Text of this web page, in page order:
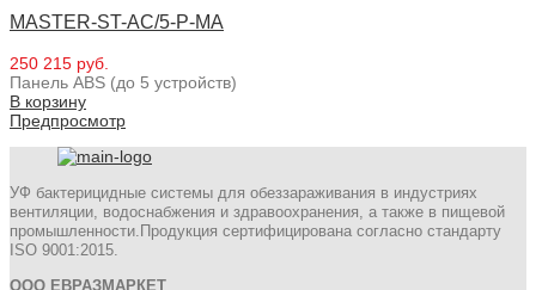
MASTER-ST-AC/5-P-MA
250 215 руб.
Панель ABS (до 5 устройств)
В корзину
Предпросмотр
УФ бактерицидные системы для обеззараживания в индустриях
вентиляции, водоснабжения и здравоохранения, а также в пищевой
промышленности.Продукция сертифицирована согласно стандарту
ISO 9001:2015.
ООО ЕВРАЗМАРКЕТ